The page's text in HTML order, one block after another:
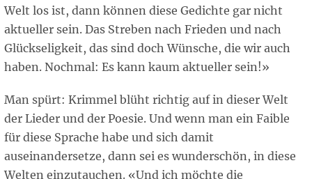
Welt los ist, dann können diese Gedichte gar nicht
aktueller sein. Das Streben nach Frieden und nach
Glückseligkeit, das sind doch Wünsche, die wir auch
haben. Nochmal: Es kann kaum aktueller sein!»
Man spürt: Krimmel blüht richtig auf in dieser Welt
der Lieder und der Poesie. Und wenn man ein Faible
für diese Sprache habe und sich damit
auseinandersetze, dann sei es wunderschön, in diese
Welten einzutauchen. «Und ich möchte die